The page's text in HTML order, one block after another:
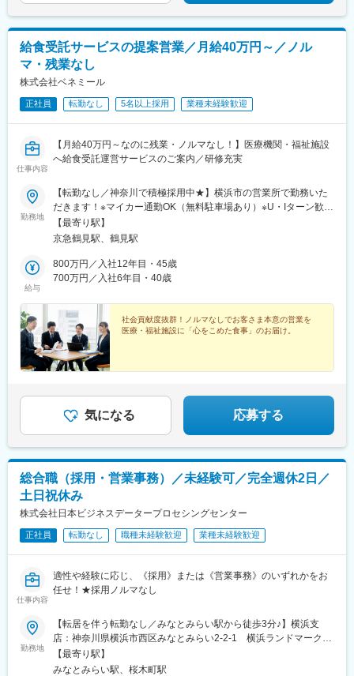
給・処遇改善手当（4万5000円）※試用期間後より支給＜試用期間
時＞月給22万2988円以上※一律手当2万9500円以上含む
給食受託サービスの提案営業／月給40万円～／ノル
マ・残業なし
株式会社ベネミール
正社員 転勤なし 5名以上採用 業種未経験歓迎
仕事内容
【月給40万円～なのに残業・ノルマなし！】医療機関・福祉施設
へ給食受託運営サービスのご案内／研修充実
勤務地
【転勤なし／神奈川で積極採用中★】横浜市の営業所で勤務いた
だきます！※マイカー通勤OK（無料駐車場あり）※U・Iターン歓迎
●神奈川営業所：神奈川県横浜市鶴見区鶴見中央4-32-21 マエダ
中央ビル 7F受動喫煙対策／屋内全面禁煙
【最寄り駅】
京急鶴見駅、鶴見駅
給与
800万円／入社12年目・45歳
700万円／入社6年目・40歳
社会貢献度抜群！ノルマなしでお客さま本意の営業を
医療・福祉施設に「心をこめた食事」のお届け。
気になる 応募する
総合職（採用・営業事務）／未経験可／完全週休2日／
土日祝休み
株式会社日本ビジネスデータープロセシングセンター
正社員 転勤なし 職種未経験歓迎 業種未経験歓迎
仕事内容
適性や経験に応じ、《採用》または《営業事務》のいずれかをお
任せ！★採用ノルマなし
勤務地
【転居を伴う転勤なし／みなとみらい駅から徒歩3分♪】横浜支
店：神奈川県横浜市西区みなとみらい2-2-1 横浜ランドマークタ
ワー18F《アクセス》- 横浜高速鉄道「みなとみらい駅」から徒歩
3分- JR・横浜市営地下鉄「桜木町」から歩く歩道で徒歩5分※受動
【最寄り駅】
みなとみらい駅、桜木町駅